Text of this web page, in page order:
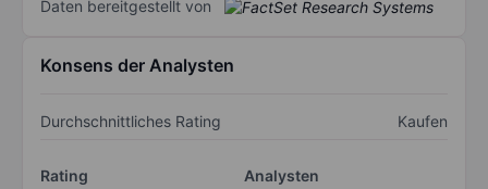
Daten bereitgestellt von
Konsens der Analysten
Durchschnittliches Rating Kaufen
Rating
Analysten